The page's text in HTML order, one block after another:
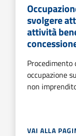
svolgere
attività
Procedimento
occupazione
non
VAI ALLA